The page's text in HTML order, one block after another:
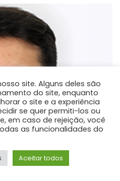
site. Alguns deles são
do site, enquanto
o site e a experiência
se quer permiti-los ou
em caso de rejeição, você
as funcionalidades do
Aceitar todos